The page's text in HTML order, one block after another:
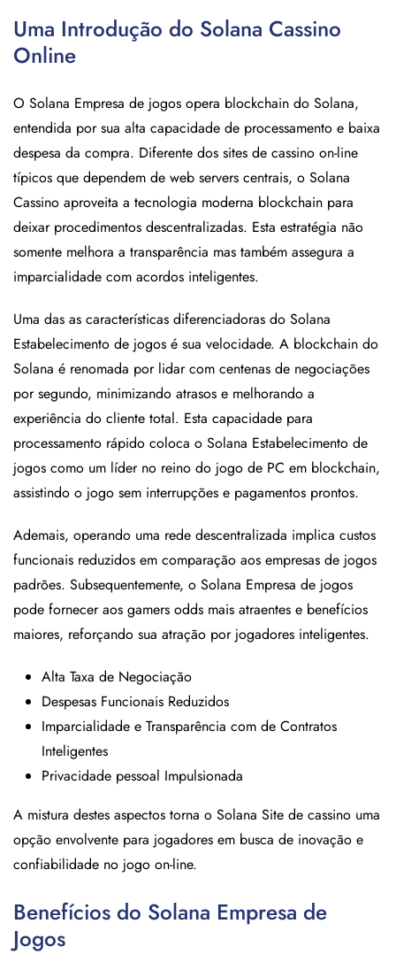
Uma Introdução do Solana Cassino
Online
O Solana Empresa de jogos opera blockchain do Solana,
entendida por sua alta capacidade de processamento e baixa
despesa da compra. Diferente dos sites de cassino on-line
típicos que dependem de web servers centrais, o Solana
Cassino aproveita a tecnologia moderna blockchain para
deixar procedimentos descentralizadas. Esta estratégia não
somente melhora a transparência mas também assegura a
imparcialidade com acordos inteligentes.
Uma das as características diferenciadoras do Solana
Estabelecimento de jogos é sua velocidade. A blockchain do
Solana é renomada por lidar com centenas de negociações
por segundo, minimizando atrasos e melhorando a
experiência do cliente total. Esta capacidade para
processamento rápido coloca o Solana Estabelecimento de
jogos como um líder no reino do jogo de PC em blockchain,
assistindo o jogo sem interrupções e pagamentos prontos.
Ademais, operando uma rede descentralizada implica custos
funcionais reduzidos em comparação aos empresas de jogos
padrões. Subsequentemente, o Solana Empresa de jogos
pode fornecer aos gamers odds mais atraentes e benefícios
maiores, reforçando sua atração por jogadores inteligentes.
Alta Taxa de Negociação
Despesas Funcionais Reduzidos
Imparcialidade e Transparência com de Contratos
Inteligentes
Privacidade pessoal Impulsionada
A mistura destes aspectos torna o Solana Site de cassino uma
opção envolvente para jogadores em busca de inovação e
confiabilidade no jogo on-line.
Benefícios do Solana Empresa de
Jogos